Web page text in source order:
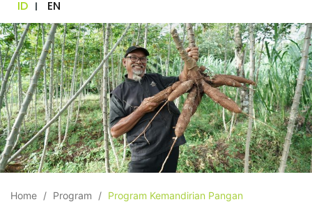
ID EN
Home Program Program Kemandirian Pangan